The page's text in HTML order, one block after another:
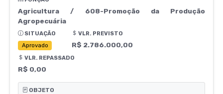
Agricultura / 608-Promoção da Produção
Agropecuária
SITUAÇÃO
Aprovado
VLR. PREVISTO
R$ 2.786.000,00
VLR. REPASSADO
R$ 0,00
OBJETO